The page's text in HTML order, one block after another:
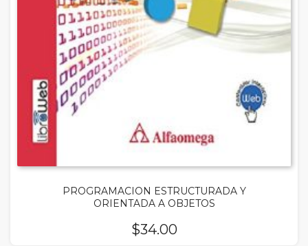
PROGRAMACION ESTRUCTURADA Y
ORIENTADA A OBJETOS
$34.00